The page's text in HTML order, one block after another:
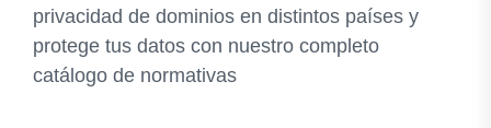
privacidad de dominios en distintos países y
protege tus datos con nuestro completo
catálogo de normativas